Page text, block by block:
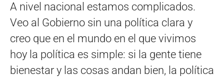
A nivel nacional estamos complicados.
Veo al Gobierno sin una política clara y
creo que en el mundo en el que vivimos
hoy la política es simple: si la gente tiene
bienestar y las cosas andan bien, la política